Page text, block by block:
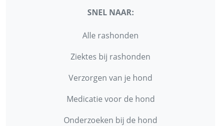
SNEL NAAR:
Alle rashonden
Ziektes bij rashonden
Verzorgen van je hond
Medicatie voor de hond
Onderzoeken bij de hond